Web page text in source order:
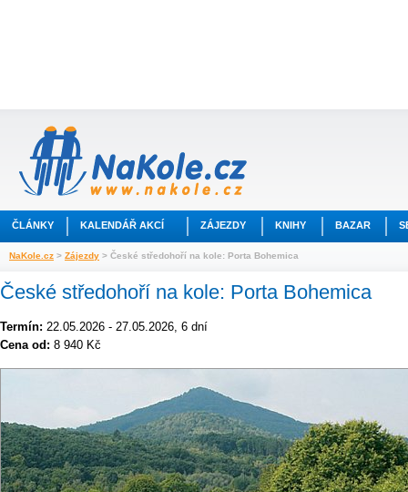
ČLÁNKY KALENDÁŘ AKCÍ ZÁJEZDY KNIHY BAZAR
NaKole.cz > Zájezdy > České středohoří na kole: Porta Bohemica
České středohoří na kole: Porta Bohemica
Termín: 22.05.2026 - 27.05.2026, 6 dní
Cena od: 8 940 Kč